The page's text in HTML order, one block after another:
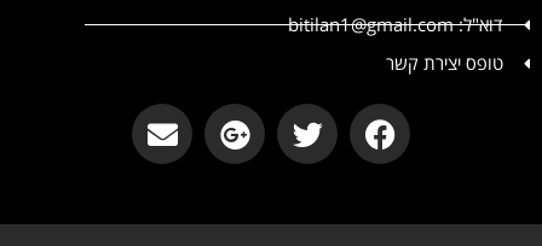
דוא"ל: bitilan1@gmail.com
טופס יצירת קשר